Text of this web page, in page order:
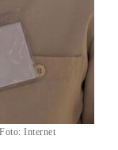
Internet